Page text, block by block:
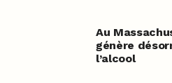
Au
génère
l’alcool